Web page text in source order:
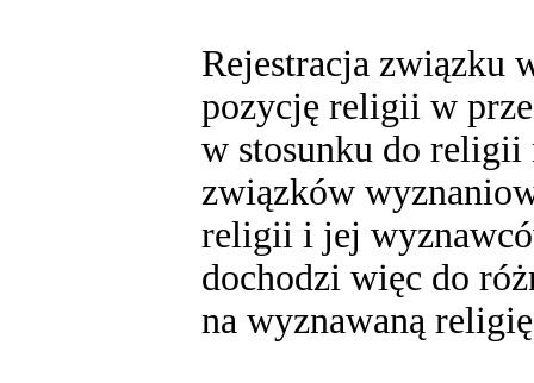
Rejestracja związku
pozycję religii w
w stosunku do religii
związków
religii i jej
dochodzi więc do
na wyznawaną